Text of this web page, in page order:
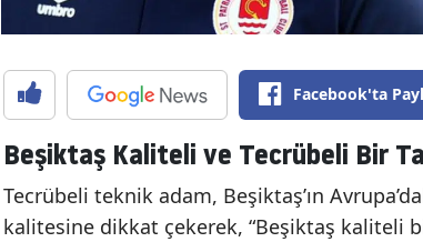
Facebook'ta
Beşiktaş Kaliteli ve Tecrübeli Bir
Tecrübeli teknik adam, Beşiktaş’ın
kalitesine dikkat çekerek, “Beşiktaş kaliteli